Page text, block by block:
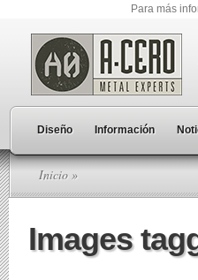
Para más
Diseño Información
Inicio »
Images